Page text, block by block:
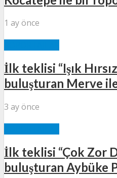
1 ay önce
İlk teklisi “Işık
buluşturan Merve
3 ay önce
İlk teklisi “Çok Zor
buluşturan Aybüke